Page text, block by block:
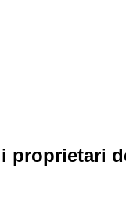
proprietari